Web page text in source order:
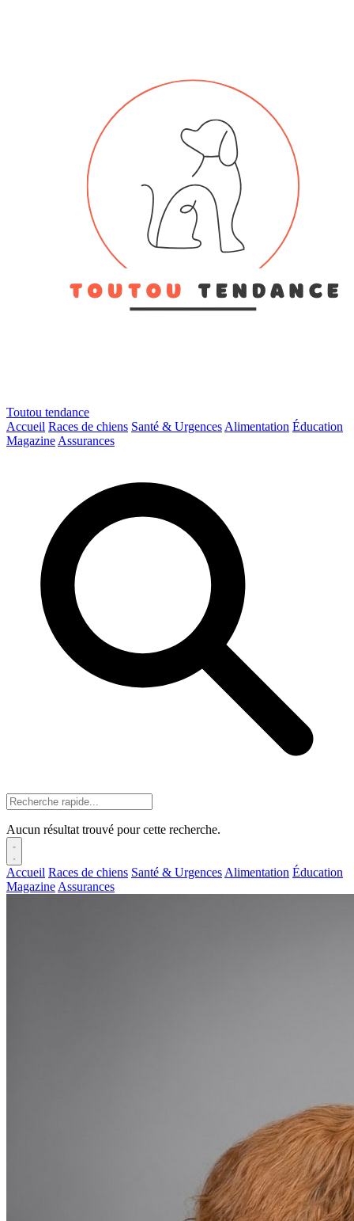
Toutou tendance
Accueil Races de chiens Santé & Urgences Alimentation Éducation
Magazine Assurances
Aucun résultat trouvé pour cette recherche.
Accueil Races de chiens Santé & Urgences Alimentation Éducation
Magazine Assurances